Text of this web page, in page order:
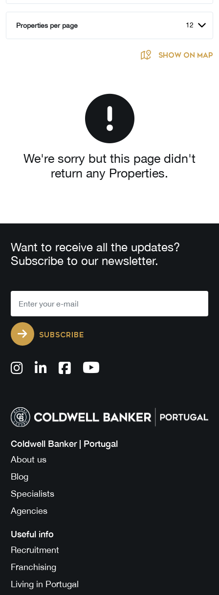
Properties per page 12
SHOW ON MAP
We're sorry but this page didn't
return any Properties.
Want to receive all the updates?
Subscribe to our newsletter.
SUBSCRIBE
Coldwell Banker | Portugal
About us
Blog
Specialists
Agencies
Useful info
Recruitment
Franchising
Living in Portugal